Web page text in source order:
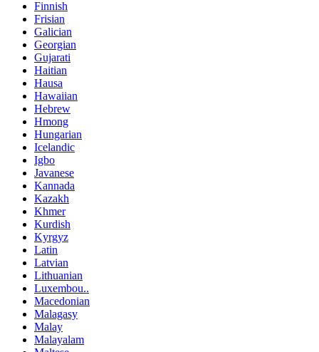
Finnish
Frisian
Galician
Georgian
Gujarati
Haitian
Hausa
Hawaiian
Hebrew
Hmong
Hungarian
Icelandic
Igbo
Javanese
Kannada
Kazakh
Khmer
Kurdish
Kyrgyz
Latin
Latvian
Lithuanian
Luxembou..
Macedonian
Malagasy
Malay
Malayalam